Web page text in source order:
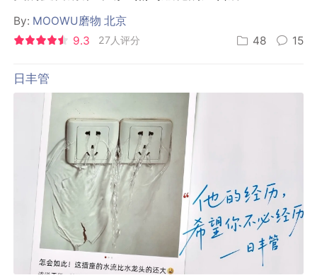
By: MOOWU磨物 北京
9.3
27人评分 48 15
日丰管